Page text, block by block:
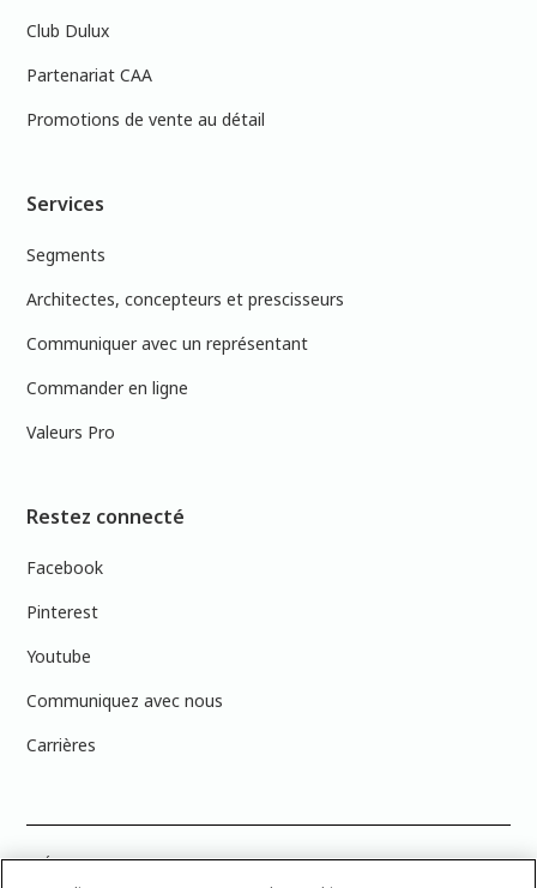
Club Dulux
Partenariat CAA
Promotions de vente au détail
Services
Segments
Architectes, concepteurs et prescisseurs
Communiquer avec un représentant
Commander en ligne
Valeurs Pro
Restez connecté
Facebook
Pinterest
Youtube
Communiquez avec nous
Carrières
PRÉCISION DES COULEURS : Veuillez noter que les couleurs affichées à